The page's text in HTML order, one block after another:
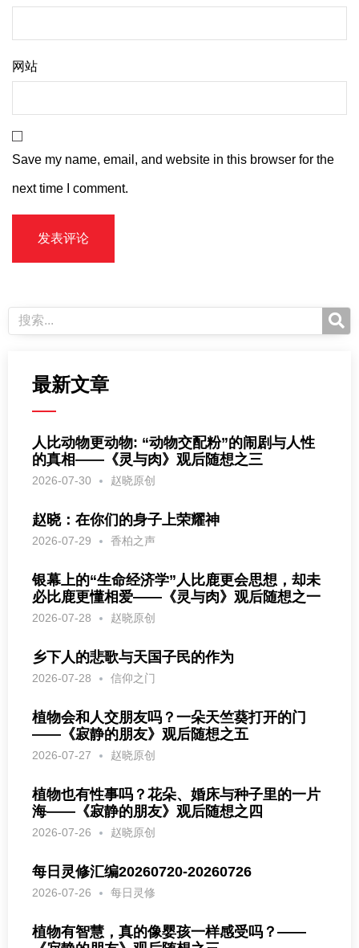
网站
Save my name, email, and website in this browser for the
next time I comment.
最新文章
人比动物更动物: “动物交配粉”的闹剧与人性
的真相——《灵与肉》观后随想之三
2026-07-30 赵晓原创
赵晓：在你们的身子上荣耀神
2026-07-29 香柏之声
银幕上的“生命经济学”人比鹿更会思想，却未
必比鹿更懂相爱——《灵与肉》观后随想之一
2026-07-28 赵晓原创
乡下人的悲歌与天国子民的作为
2026-07-28 信仰之门
植物会和人交朋友吗？一朵天竺葵打开的门
——《寂静的朋友》观后随想之五
2026-07-27 赵晓原创
植物也有性事吗？花朵、婚床与种子里的一片
海——《寂静的朋友》观后随想之四
2026-07-26 赵晓原创
每日灵修汇编20260720-20260726
2026-07-26 每日灵修
植物有智慧，真的像婴孩一样感受吗？——